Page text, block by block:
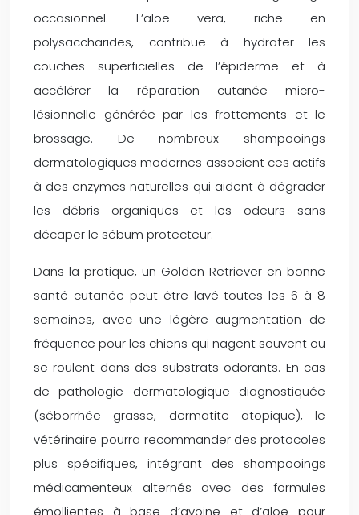
occasionnel. L’aloe vera, riche en
polysaccharides, contribue à hydrater les
couches superficielles de l’épiderme et à
accélérer la réparation cutanée micro-
lésionnelle générée par les frottements et le
brossage. De nombreux shampooings
dermatologiques modernes associent ces actifs
à des enzymes naturelles qui aident à dégrader
les débris organiques et les odeurs sans
décaper le sébum protecteur.
Dans la pratique, un Golden Retriever en bonne
santé cutanée peut être lavé toutes les 6 à 8
semaines, avec une légère augmentation de
fréquence pour les chiens qui nagent souvent ou
se roulent dans des substrats odorants. En cas
de pathologie dermatologique diagnostiquée
(séborrhée grasse, dermatite atopique), le
vétérinaire pourra recommander des protocoles
plus spécifiques, intégrant des shampooings
médicamenteux alternés avec des formules
émollientes à base d’avoine et d’aloe pour